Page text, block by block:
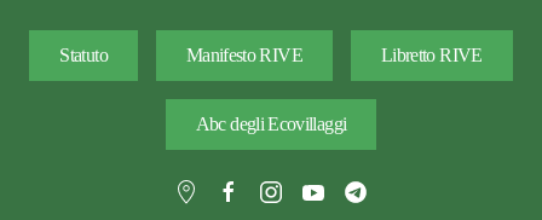
Statuto Manifesto RIVE Libretto RIVE
Abc degli Ecovillaggi